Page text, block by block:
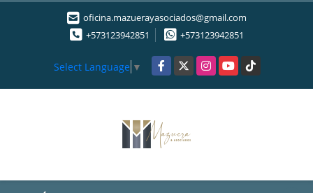
oficina.mazuerayasociados@gmail.com
+573123942851
+573123942851
Select Language ▼ Facebook
X InstagramYouTubeTikTok